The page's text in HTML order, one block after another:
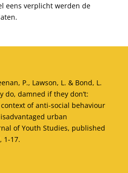
eens verplicht werden de
P., Lawson, L. & Bond, L.
do, damned if they don’t:
of anti-social behaviour
urban
of Youth Studies, published
1-17.